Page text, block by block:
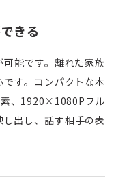
きる
能です。離れた家族
す。コンパクトな本
、1920×1080Pフル
出し、話す相手の表